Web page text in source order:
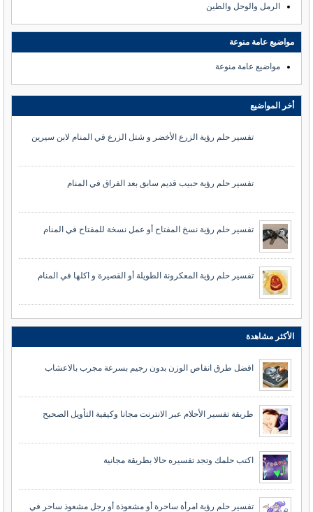
الرمل والوحل والطين
مواضيع عامة منوعة
مواضيع عامة منوعة
أخر المواضيع
تفسير حلم رؤية الزرع الأخضر و شتل الزرع في المنام لابن سيرين
تفسير حلم رؤية حبيب قديم سابق بعد الفراق في المنام
تفسير حلم رؤية نسخ المفتاح أو عمل نسخة للمفتاح في المنام
تفسير حلم رؤية المعكرونة الطويلة أو القصيرة و اكلها في المنام
الأكثر مشاهدة
افضل طرق انقاص الوزن بدون رجيم بسرعة مجرب بالاعشاب
طريقة تفسير الأحلام عبر الانترنت مجانا وكيفية التأويل الصحيح
اكتب حلمك وتجد تفسيره حالا بطريقة مجانية
تفسير حلم رؤية امرأة ساحرة أو مشعوذة أو رجل مشعوذ ساحر في